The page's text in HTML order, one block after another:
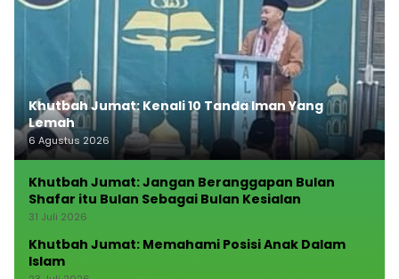
Khutbah Jumat: Kenali 10 Tanda Iman Yang
Lemah
6 Agustus 2026
Khutbah Jumat: Jangan Beranggapan Bulan
Shafar itu Bulan Sebagai Bulan Kesialan
31 Juli 2026
Khutbah Jumat: Memahami Posisi Anak Dalam
Islam